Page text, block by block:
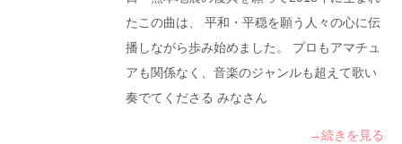
たこの曲は、 平和・平穏を願う人々の心に伝
播しながら歩み始めました。 プロもアマチュ
アも関係なく、音楽のジャンルも超えて歌い
奏でてくださる みなさん
→続きを見る